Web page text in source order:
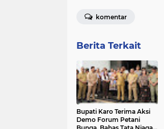
komentar
Berita Terkait
Bupati Karo Terima Aksi
Demo Forum Petani
Bunga, Bahas Tata Niaga